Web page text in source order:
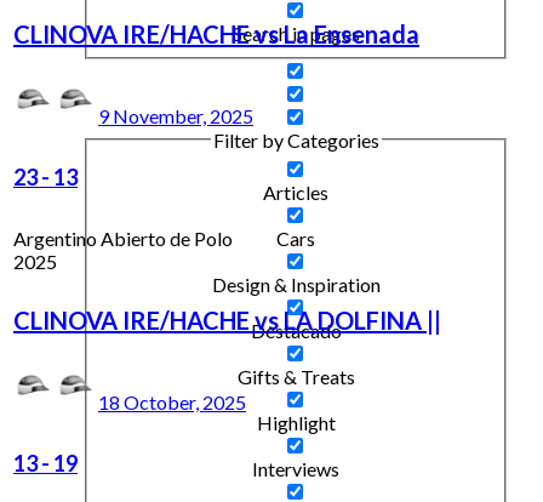
Search in pages
Filter by Categories
Articles
Cars
Design & Inspiration
Destacado
Gifts & Treats
Highlight
Interviews
CLINOVA IRE/HACHE vs La Ensenada
9 November, 2025
23- 13
Argentino Abierto de Polo
2025
CLINOVA IRE/HACHE vs LA DOLFINA ||
18 October, 2025
13- 19